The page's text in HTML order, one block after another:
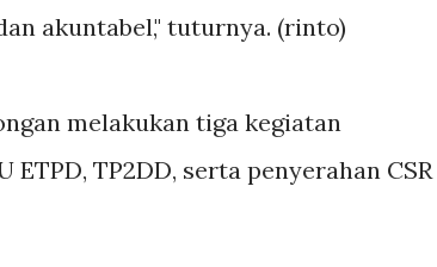
akuntabel," tuturnya. (rinto)
melakukan tiga kegiatan
TP2DD, serta penyerahan CSR